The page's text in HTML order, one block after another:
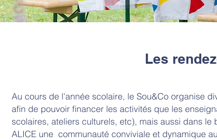
Les
Au cours de l'année scolaire, le Sou&Co organise
afin de pouvoir financer les activités que les
scolaires, ateliers culturels, etc), mais aussi dans
ALICE une communauté conviviale et dynamique